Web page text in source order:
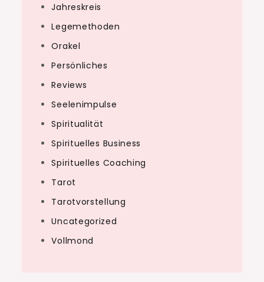
Jahreskreis
Legemethoden
Orakel
Persönliches
Reviews
Seelenimpulse
Spiritualität
Spirituelles Business
Spirituelles Coaching
Tarot
Tarotvorstellung
Uncategorized
Vollmond